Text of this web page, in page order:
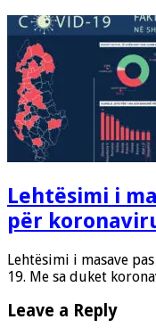
Lehtësimi i
për
Lehtësimi i masave
19. Me sa duket
Leave a Reply